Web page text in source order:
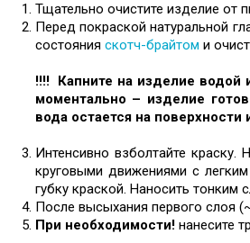
Тщательно очистите изделие от
Перед покраской натуральной
состояния скотч-брайтом и
!!!! Капните на изделие водой
моментально – изделие
вода остается на
Интенсивно взболтайте краску.
круговыми движениями с
губку краской. Наносить тонким
После высыхания первого слоя
При необходимости! нанесите